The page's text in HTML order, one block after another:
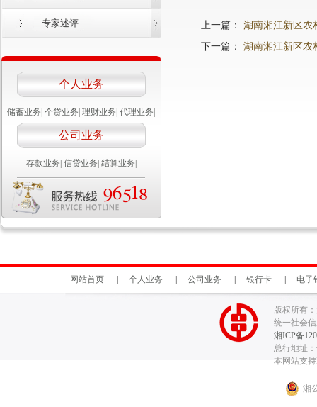
专家述评
个人业务
储蓄业务 个贷业务 理财业务 代理业务
公司业务
存款业务 信贷业务 结算业务
上一篇： 湖南湘江新区农
下一篇： 湖南湘江新区农
网站首页 个人业务 公司业务 银行卡 电子
版权所有
统一社会信
湘ICP备
总行地址
本网站支
湘